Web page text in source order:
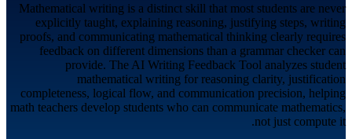
Mathematical writing is a distinct skill that most students are never
explicitly taught, explaining reasoning, justifying steps, writing
proofs, and communicating mathematical thinking clearly requires
feedback on different dimensions than a grammar checker can
provide. The AI Writing Feedback Tool analyzes student
mathematical writing for reasoning clarity, justification
completeness, logical flow, and communication precision, helping
math teachers develop students who can communicate mathematics,
not just compute it.